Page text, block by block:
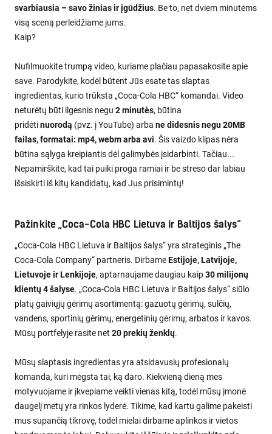
svarbiausia – savo žinias ir įgūdžius. Be to, net dviem minutėms
visą sceną perleidžiame jums.
Kaip?
Nufilmuokite trumpą video, kuriame plačiau papasakosite apie
save. Parodykite, kodėl būtent Jūs esate tas slaptas
ingredientas, kurio trūksta „Coca-Cola HBC“ komandai. Video
neturėtų būti ilgesnis negu 2 minutės, būtina
pridėtinuorodą (pvz. į YouTube) arba ne didesnis negu 20MB
failas, formatai: mp4, webm arba avi. Šis vaizdo klipas nėra
būtina sąlyga kreipiantis dėl galimybės įsidarbinti. Tačiau...
Nepamirškite, kad tai puiki proga ramiai ir be streso dar labiau
išsiskirti iš kitų kandidatų, kad Jus prisimintų!
Pažinkite „Coca-Cola HBC Lietuva ir Baltijos šalys“
„Coca-Cola HBC Lietuva ir Baltijos šalys“ yra strateginis „The
Coca-Cola Company“ partneris. DirbameEstijoje, Latvijoje,
Lietuvoje ir Lenkijoje, aptarnaujame daugiau kaip30 milijonų
klientų 4 šalyse. „Coca-Cola HBC Lietuva ir Baltijos šalys“ siūlo
platų gaiviųjų gėrimų asortimentą: gazuotų gėrimų, sulčių,
vandens, sportinių gėrimų, energetinių gėrimų, arbatos ir kavos.
Mūsų portfelyje rasite net 20 prekių ženklų.
Mūsų slaptasis ingredientas yra atsidavusių profesionalų
komanda, kuri mėgsta tai, ką daro. Kiekvieną dieną mes
motyvuojame ir įkvepiame veikti vienas kitą, todėl mūsų įmonė
daugelį metų yra rinkos lyderė. Tikime, kad kartu galime pakeisti
mus supančią tikrovę, todėl mielai dirbame aplinkos ir vietos